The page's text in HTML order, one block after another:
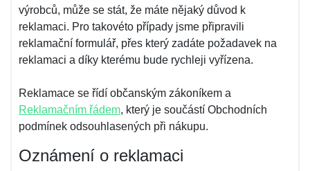
výrobců, může se stát, že máte nějaký důvod k
reklamaci. Pro takovéto případy jsme připravili
reklamační formulář, přes který zadáte požadavek na
reklamaci a díky kterému bude rychleji vyřízena.
Reklamace se řídí občanským zákoníkem a
Reklamačním řádem, který je součástí Obchodních
podmínek odsouhlasených při nákupu.
Oznámení o reklamaci